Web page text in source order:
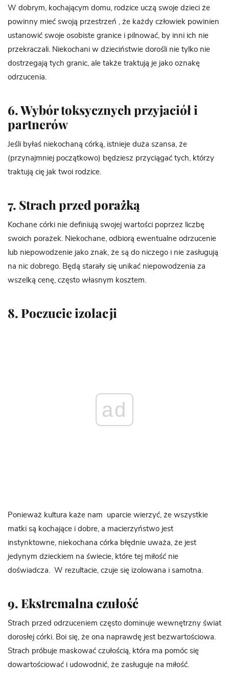
W dobrym, kochającym domu, rodzice uczą swoje dzieci że
powinny mieć swoją przestrzeń , że każdy człowiek powinien
ustanowić swoje osobiste granice i pilnować, by inni ich nie
przekraczali. Niekochani w dzieciństwie dorośli nie tylko nie
dostrzegają tych granic, ale także traktują je jako oznakę
odrzucenia.
6. Wybór toksycznych przyjaciół i
partnerów
Jeśli byłaś niekochaną córką, istnieje duża szansa, że
(przynajmniej początkowo) będziesz przyciągać tych, którzy
traktują cię jak twoi rodzice.
7. Strach przed porażką
Kochane córki nie definiują swojej wartości poprzez liczbę
swoich porażek. Niekochane, odbiorą ewentualne odrzucenie
lub niepowodzenie jako znak, że są do niczego i nie zasługują
na nic dobrego. Będą starały się unikać niepowodzenia za
wszelką cenę, często własnym kosztem.
8. Poczucie izolacji
ad
Ponieważ kultura każe nam uparcie wierzyć, że wszystkie
matki są kochające i dobre, a macierzyństwo jest
instynktowne, niekochana córka błędnie uważa, że ​​jest
jedynym dzieckiem na świecie, które tej miłość nie
doświadcza. W rezultacie, czuje się izolowana i samotna.
9. Ekstremalna czułość
Strach przed odrzuceniem często dominuje wewnętrzny świat
dorosłej córki. Boi się, że ona naprawdę jest bezwartościowa.
Strach próbuje maskować czułością, która ma pomóc się
dowartościować i udowodnić, że zasługuje na miłość.